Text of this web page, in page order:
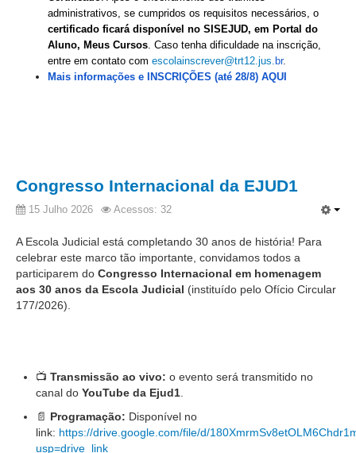
administrativos, se cumpridos os requisitos necessários, o
certificado ficará disponível no SISEJUD, em Portal do
Aluno, Meus Cursos. Caso tenha dificuldade na inscrição,
entre em contato com escolainscrever@trt12.jus. br.
Mais informações e INSCRIÇÕES (até 28/8) AQUI
Congresso Internacional da EJUD1
15 Julho 2026 Acessos: 32
A Escola Judicial está completando 30 anos de história! Para
celebrar este marco tão importante, convidamos todos a
participarem do Congresso Internacional em homenagem
aos 30 anos da Escola Judicial (instituído pelo Ofício Circular
177/2026).
📺 Transmissão ao vivo: o evento será transmitido no
canal do YouTube da Ejud1
📄 Programação: Disponível no
link: https://drive.google.com/file/d/
usp=drive_link